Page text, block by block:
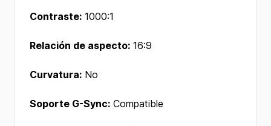
Contraste: 1000:1
Relación de aspecto: 16:9
Curvatura: No
Soporte G-Sync: Compatible